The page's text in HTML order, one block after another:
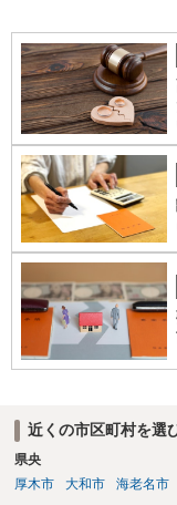
近くの市区町村を選
県央
厚木市
大和市 海老名市